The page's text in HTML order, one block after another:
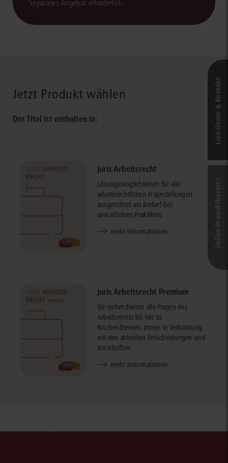
Separates Angebot erforderlich.
Jetzt Produkt wählen
Der Titel ist enthalten in:
juris Arbeitsrecht
Lösungsmöglichkeiten für alle
arbeitsrechtlichen Fragestellungen
ausgerichtet am Bedarf des
anwaltlichen Praktikers.
mehr Informationen
juris Arbeitsrecht Premium
Sie recherchieren alle Fragen des
Arbeitsrechts bis hin zu
Nischenthemen, immer in Verbindung
mit den aktuellen Entscheidungen und
Vorschriften.
mehr Informationen
Live‑Demo & Kontakt
Online-Produkt­berater